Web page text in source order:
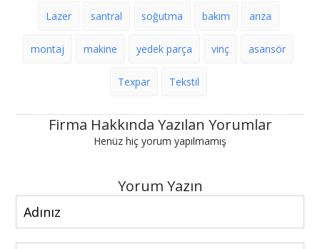
Lazer santral soğutma bakım arıza
montaj makine yedek parça vinç asansör
Texpar Tekstil
Firma Hakkında Yazılan Yorumlar
Henüz hiç yorum yapılmamış
Yorum Yazın